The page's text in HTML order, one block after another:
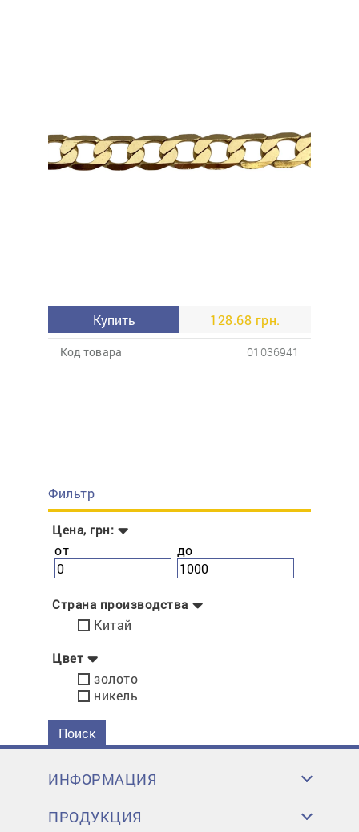
Фильтр
Цена, грн:
от до
Страна производства
Китай
Цвет
золото
никель
Поиск
Купить 128.68 грн.
Код товара 01036941
ИНФОРМАЦИЯ
ПРОДУКЦИЯ